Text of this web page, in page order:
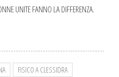
UNITE FANNO LA DIFFERENZA.
FISICO A CLESSIDRA